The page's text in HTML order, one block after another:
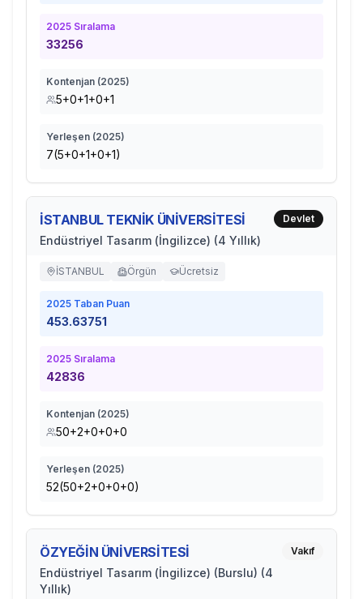
2025 Sıralama
33256
Kontenjan (2025)
5+0+1+0+1
Yerleşen (2025)
7(5+0+1+0+1)
İSTANBUL TEKNİK ÜNİVERSİTESİ
Endüstriyel Tasarım (İngilizce) (4 Yıllık)
Devlet
İSTANBUL Örgün Ücretsiz
2025 Taban Puan
453.63751
2025 Sıralama
42836
Kontenjan (2025)
50+2+0+0+0
Yerleşen (2025)
52(50+2+0+0+0)
ÖZYEĞİN ÜNİVERSİTESİ
Endüstriyel Tasarım (İngilizce) (Burslu) (4
Yıllık)
Vakıf